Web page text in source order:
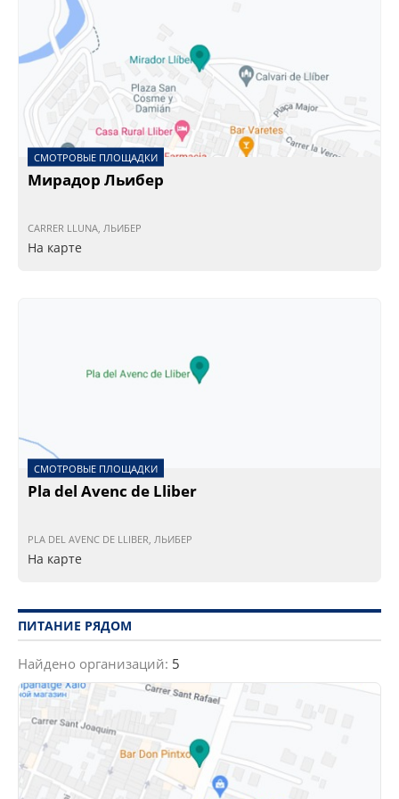
СМОТРОВЫЕ ПЛОЩАДКИ
Мирадор Льибер
CARRER LLUNA, ЛЬИБЕР
На карте
СМОТРОВЫЕ ПЛОЩАДКИ
Pla del Avenc de Lliber
PLA DEL AVENC DE LLIBER, ЛЬИБЕР
На карте
ПИТАНИЕ РЯДОМ
Найдено организаций: 5